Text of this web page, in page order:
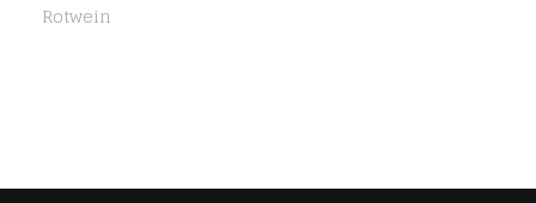
Rotwein